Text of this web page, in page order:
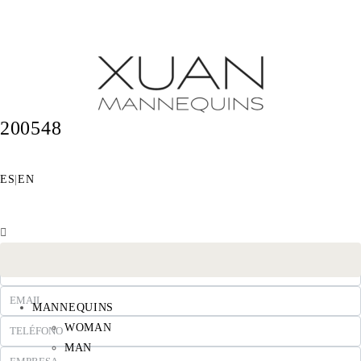
ES |EN
MANNEQUINS
WOMAN
MAN
200548